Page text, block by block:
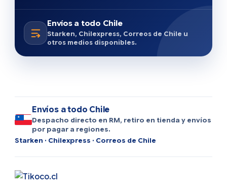
Envíos a todo Chile
Starken, Chilexpress, Correos de Chile u
otros medios disponibles.
Envíos a todo Chile
Despacho directo en RM, retiro en tienda y envíos
por pagar a regiones.
Starken · Chilexpress · Correos de Chile